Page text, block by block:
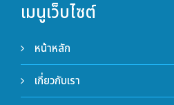
เมนูเว็บไซต์
หน้าหลัก
เกี่ยวกับเรา